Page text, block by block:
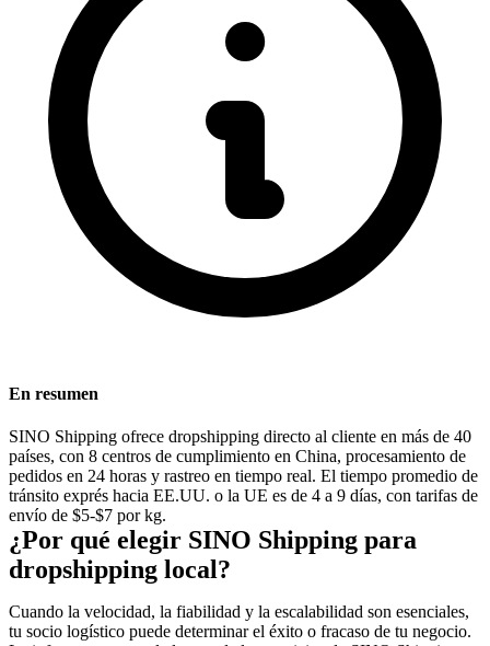
En resumen
SINO Shipping ofrece dropshipping directo al cliente en más de 40
países, con 8 centros de cumplimiento en China, procesamiento de
pedidos en 24 horas y rastreo en tiempo real. El tiempo promedio de
tránsito exprés hacia EE.UU. o la UE es de 4 a 9 días, con tarifas de
envío de $5-$7 por kg.
¿Por qué elegir SINO Shipping para
dropshipping local?
Cuando la velocidad, la fiabilidad y la escalabilidad son esenciales,
tu socio logístico puede determinar el éxito o fracaso de tu negocio.